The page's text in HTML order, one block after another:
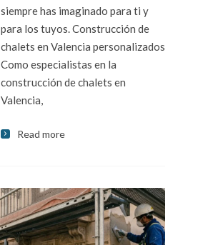
siempre has imaginado para ti y
para los tuyos. Construcción de
chalets en Valencia personalizados
Como especialistas en la
construcción de chalets en
Valencia,
Read more